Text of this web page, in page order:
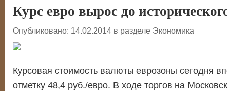
Курс евро вырос до
Опубликовано: 14.02.2014 в разделе Экономика
Курсовая стоимость валюты еврозоны сегодня
отметку 48,4 руб./евро. В ходе торгов на